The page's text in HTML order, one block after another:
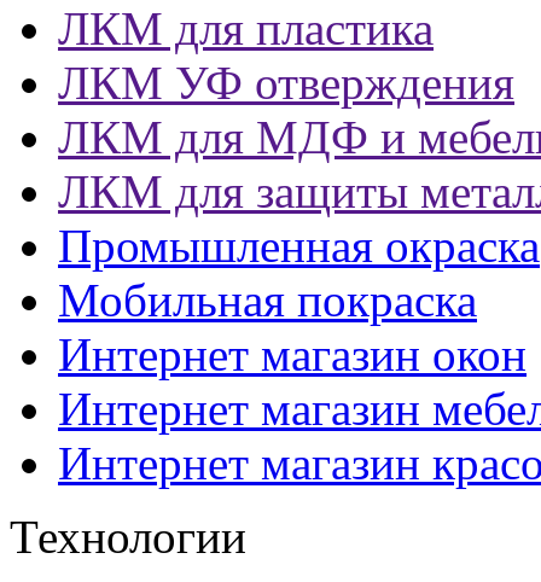
ЛКМ для пластика
ЛКМ УФ отверждения
ЛКМ для МДФ и
ЛКМ для защиты
Промышленная окраска
Мобильная покраска
Интернет магазин окон
Интернет магазин
Интернет магазин
Технологии